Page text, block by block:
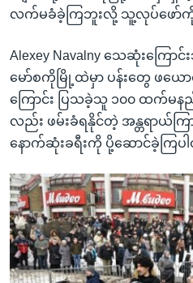
လက်မခံခဲ့ကြဘူးလို့ သူ့လုပ်ဖော်ကို
Alexey Navalny သေဆုံးကြေ
မော်စကိုမြို့ထဲမှာ ပန်းတွေ ဖယော
ကြောင်း ပြသခဲ့သူ ၁၀၀ ထက်မန
လည်း ဖမ်းခံရနိုင်တဲ့ အန္တရာယ်ကြ
နောက်ဆုံးခရီးကို ပို့ဆောင်ခဲ့ကြပ